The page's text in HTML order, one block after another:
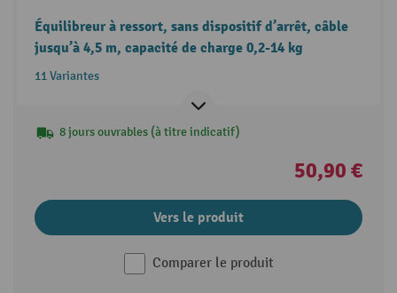
Équilibreur à ressort, sans dispositif d’arrêt, câble
jusqu’à 4,5 m, capacité de charge 0,2-14 kg
11 Variantes
8 jours ouvrables (à titre indicatif)
50,90 €
Vers le produit
Comparer le produit